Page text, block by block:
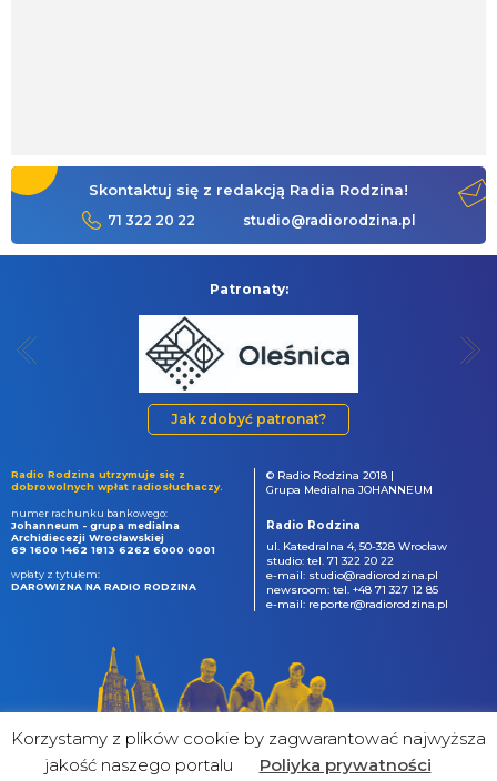
Skontaktuj się z redakcją Radia Rodzina!
71 322 20 22 studio@radiorodzina.pl
Patronaty:
Jak zdobyć patronat?
Radio Rodzina utrzymuje się z
dobrowolnych wpłat radiosłuchaczy.
numer rachunku bankowego:
Johanneum - grupa medialna
Archidiecezji Wrocławskiej
69 1600 1462 1813 6262 6000 0001
wpłaty z tytułem:
DAROWIZNA NA RADIO RODZINA
© Radio Rodzina 2018 |
Grupa Medialna JOHANNEUM
Radio Rodzina
ul. Katedralna 4, 50-328 Wrocław
studio: tel. 71 322 20 22
e-mail: studio@radiorodzina.pl
newsroom: tel. +48 71 327 12 85
e-mail: reporter@radiorodzina.pl
Korzystamy z plików cookie by zagwarantować najwyższa
jakość naszego portalu
Poliyka prywatności